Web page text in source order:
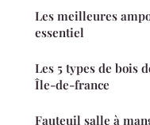
Les meilleures
essentiel
Les 5 types de bois
Île-de-france
Fauteuil salle à